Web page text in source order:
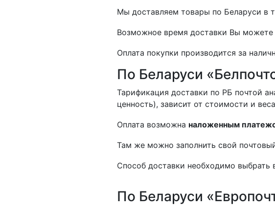
Мы доставляем товары по Беларуси в
Возможное время доставки Вы можете
Оплата покупки производится за
По Беларуси
Тарификация доставки по РБ почтой
ценность), зависит от стоимости и
Оплата возможна наложенным
Там же можно заполнить свой
Способ доставки необходимо выбрать
По Беларуси